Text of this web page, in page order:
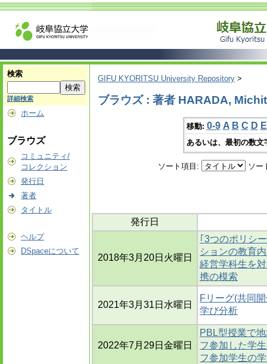
検索
詳細検索
ホーム
ブラウズ
コミュニティ/
コレクション
発行日
著者
タイトル
ヘルプ
DSpaceについて
GIFU KYORITSU University Repository >
ブラウズ : 著者 HARADA,
移動: 0-9 A B C D E
あるいは、最初の数
ソート項目: ソー
発行日
2018年3月20日火曜日
｢3つのポリシ
ションの教育
経営学科生を
携の模索
2021年3月31日水曜日
Fリーグ(共同
学び分析
2022年7月29日金曜日
PBL型授業で
フ参加した学
フ参加学生の